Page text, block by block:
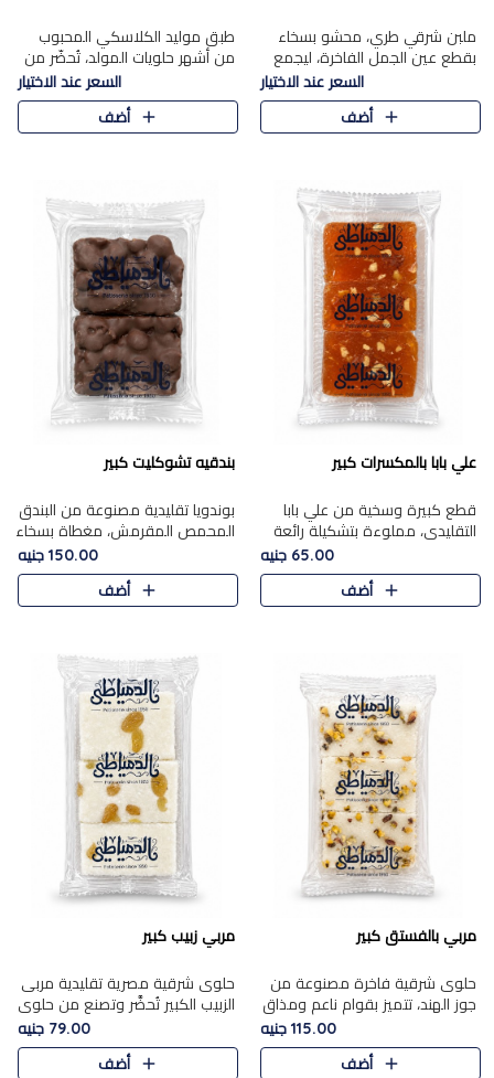
ملبن شرقي طري، محشو بسخاء
بقطع عين الجمل الفاخرة، ليجمع
بين القوام الناعم وقرمشة الجوز
في مذاق شرقي أصيل.
السعر عند الاختيار
أضف
طبق موليد الكلاسكي المحبوب
من أشهر حلويات المولد، تُحضّر من
فول سوداني محمص بعناية
ومغلف بطبقة رقيقة من السكر
المكرمل، لتمنحك قرمشة أصيلة
السعر عند الاختيار
أضف
علي بابا بالمكسرات كبير
قطع كبيرة وسخية من علي بابا
التقليدي، مملوءة بتشكيلة رائعة
من المكسرات المحمصة المحمرة.
65.00 جنيه
أضف
بندقيه تشوكليت كبير
بوندويا تقليدية مصنوعة من البندق
المحمص المقرمش، مغطاة بسخاء
بشوكولاتة فاخرة غنية لتحقيق
التوازن المثالي بين قوام القرمشة
ونكهة الشوكولاتة ا..
150.00 جنيه
أضف
مربي بالفستق كبير
حلوى شرقية فاخرة مصنوعة من
جوز الهند، تتميز بقوام ناعم ومذاق
غني، وتزين بقطع من الفستق
الفاخر التي تضيف عليها قرمشة
115.00 جنيه
أضف
مربي زبيب كبير
حلوى شرقية مصرية تقليدية مربى
الزبيب الكبير تُحضَّر وتصنع من حلوي
جوز الهند باسد بقوام طري ومذاق
غني، وتُزين وتغطا بحبات الزبيب
الذهبي التي ..
79.00 جنيه
أضف